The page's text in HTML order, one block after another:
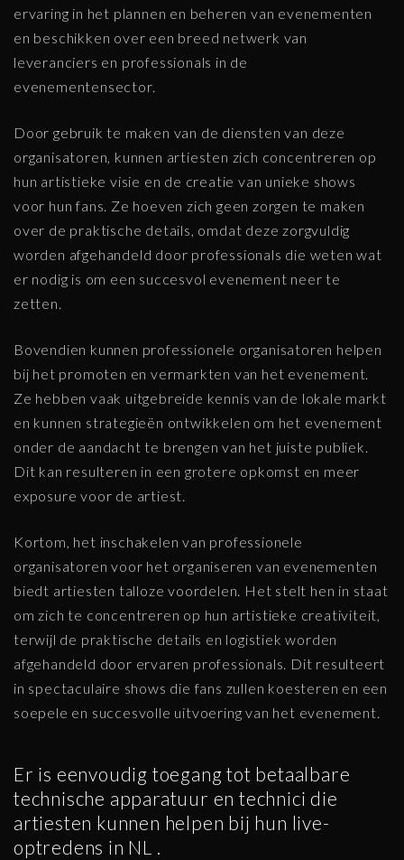
ervaring in het plannen en beheren van evenementen
en beschikken over een breed netwerk van
leveranciers en professionals in de
evenementensector.
Door gebruik te maken van de diensten van deze
organisatoren, kunnen artiesten zich concentreren op
hun artistieke visie en de creatie van unieke shows
voor hun fans. Ze hoeven zich geen zorgen te maken
over de praktische details, omdat deze zorgvuldig
worden afgehandeld door professionals die weten wat
er nodig is om een succesvol evenement neer te
zetten.
Bovendien kunnen professionele organisatoren helpen
bij het promoten en vermarkten van het evenement.
Ze hebben vaak uitgebreide kennis van de lokale markt
en kunnen strategieën ontwikkelen om het evenement
onder de aandacht te brengen van het juiste publiek.
Dit kan resulteren in een grotere opkomst en meer
exposure voor de artiest.
Kortom, het inschakelen van professionele
organisatoren voor het organiseren van evenementen
biedt artiesten talloze voordelen. Het stelt hen in staat
om zich te concentreren op hun artistieke creativiteit,
terwijl de praktische details en logistiek worden
afgehandeld door ervaren professionals. Dit resulteert
in spectaculaire shows die fans zullen koesteren en een
soepele en succesvolle uitvoering van het evenement.
Er is eenvoudig toegang tot betaalbare
technische apparatuur en technici die
artiesten kunnen helpen bij hun live-
optredens in NL .